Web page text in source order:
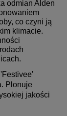
odmian Alden
co czyni ją
klimacie.
Plonuje
jakości